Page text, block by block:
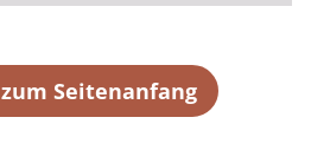
Seitenanfang